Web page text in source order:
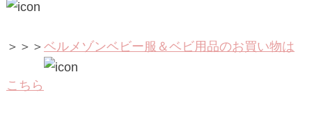
＞＞＞ ベルメゾンベビー服＆ベビ用品のお買い物は
こちら